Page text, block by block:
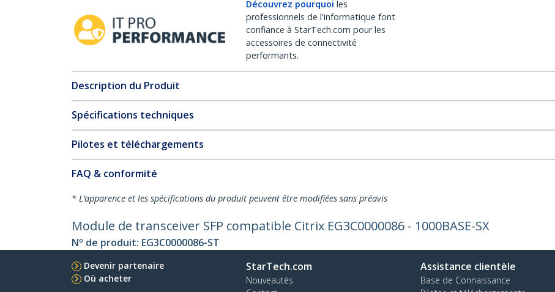
Découvrez pourquoi les
professionnels de l'informatique font
confiance à StarTech.com pour les
accessoires de connectivité
performants.
Description du Produit
Spécifications techniques
Pilotes et téléchargements
FAQ & conformité
* L’apparence et les spécifications du produit peuvent être modifiées sans préavis
Module de transceiver SFP compatible Citrix EG3C0000086 - 1000BASE-SX
Nº de produit: EG3C0000086-ST
Devenir partenaire
Où acheter
StarTech.com
Nouveautés
Assistance clientèle
Base de Connaissance